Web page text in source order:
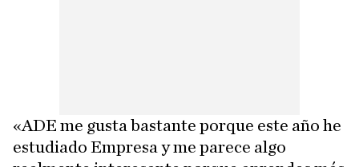
«ADE me gusta bastante porque este año he
estudiado Empresa y me parece algo